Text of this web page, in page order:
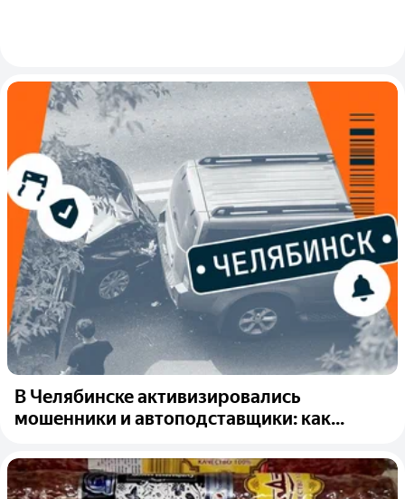
В Челябинске активизировались
мошенники и автоподставщики: как...